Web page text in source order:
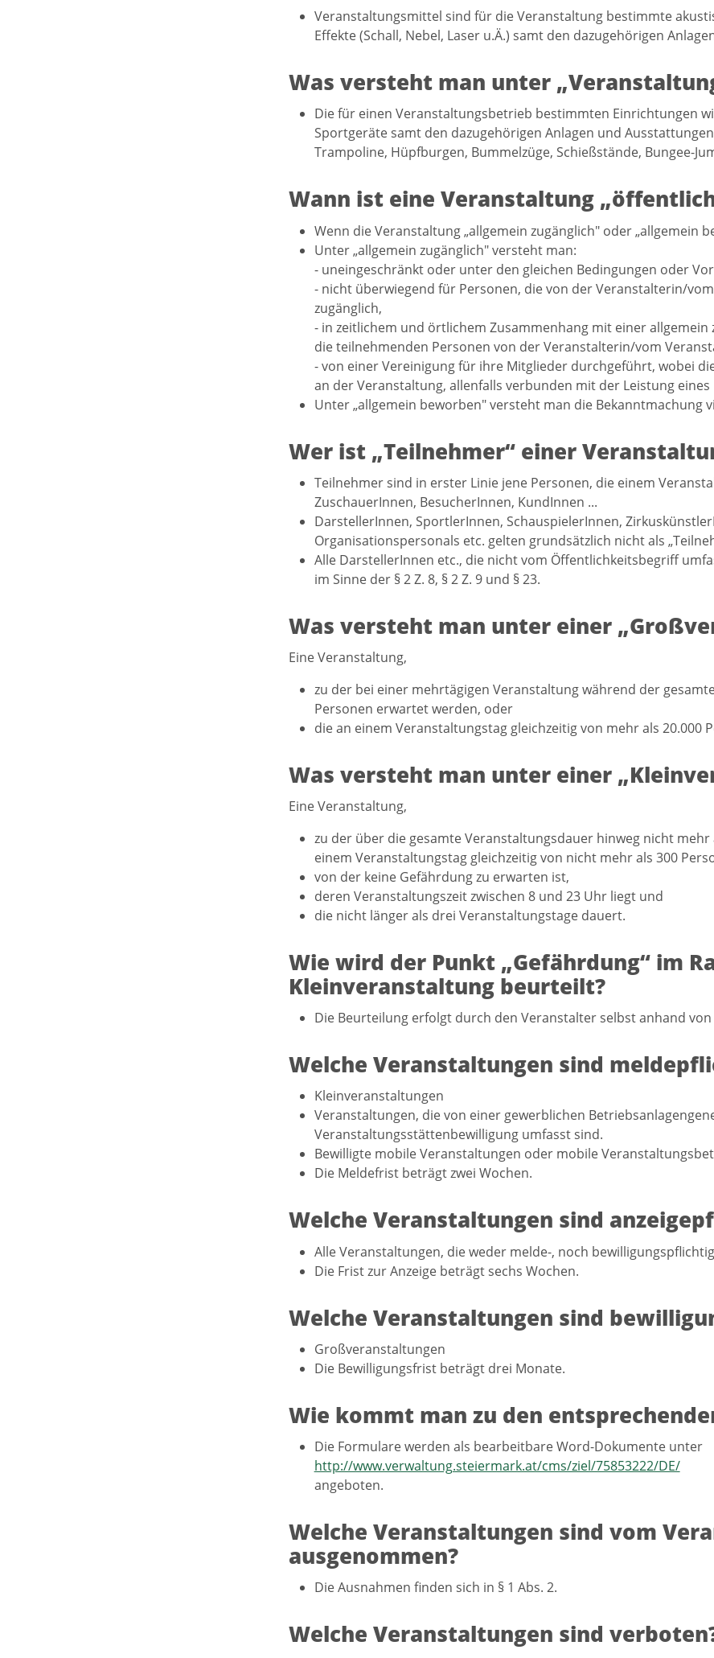
Veranstaltungsmittel sind für die Veranstaltung bestimmte
Effekte (Schall, Nebel, Laser u.Ä.) samt den dazugehörigen
Was versteht man unter
Die für einen Veranstaltungsbetrieb bestimmten Einrichtungen
Sportgeräte samt den dazugehörigen Anlagen und
Trampoline, Hüpfburgen, Bummelzüge, Schießstände, Bungee-
Wann ist eine Veranstaltung
Wenn die Veranstaltung „allgemein zugänglich" oder „allgemein
Unter „allgemein zugänglich" versteht man:
- uneingeschränkt oder unter den gleichen Bedingungen oder
- nicht überwiegend für Personen, die von der Veranstalterin/
zugänglich,
- in zeitlichem und örtlichem Zusammenhang mit einer
die teilnehmenden Personen von der Veranstalterin/vom
- von einer Vereinigung für ihre Mitglieder durchgeführt, wobei
an der Veranstaltung, allenfalls verbunden mit der Leistung
Unter „allgemein beworben" versteht man die Bekanntmachung
Wer ist „Teilnehmer“ einer
Teilnehmer sind in erster Linie jene Personen, die einem
ZuschauerInnen, BesucherInnen, KundInnen ...
DarstellerInnen, SportlerInnen, SchauspielerInnen,
Organisationspersonals etc. gelten grundsätzlich nicht als
Alle DarstellerInnen etc., die nicht vom Öffentlichkeitsbegriff
im Sinne der § 2 Z. 8, § 2 Z. 9 und § 23.
Was versteht man unter einer
Eine Veranstaltung,
zu der bei einer mehrtägigen Veranstaltung während der
Personen erwartet werden, oder
die an einem Veranstaltungstag gleichzeitig von mehr als 20.000
Was versteht man unter einer
Eine Veranstaltung,
zu der über die gesamte Veranstaltungsdauer hinweg nicht
einem Veranstaltungstag gleichzeitig von nicht mehr als 300
von der keine Gefährdung zu erwarten ist,
deren Veranstaltungszeit zwischen 8 und 23 Uhr liegt und
die nicht länger als drei Veranstaltungstage dauert.
Wie wird der Punkt „Gefährdung“ im
Kleinveranstaltung beurteilt?
Die Beurteilung erfolgt durch den Veranstalter selbst anhand
Welche Veranstaltungen sind
Kleinveranstaltungen
Veranstaltungen, die von einer gewerblichen
Veranstaltungsstättenbewilligung umfasst sind.
Bewilligte mobile Veranstaltungen oder mobile
Die Meldefrist beträgt zwei Wochen.
Welche Veranstaltungen sind
Alle Veranstaltungen, die weder melde-, noch
Die Frist zur Anzeige beträgt sechs Wochen.
Welche Veranstaltungen sind
Großveranstaltungen
Die Bewilligungsfrist beträgt drei Monate.
Wie kommt man zu den
Die Formulare werden als bearbeitbare Word-Dokumente unter
http://www.verwaltung.steiermark.at/cms/ziel/75853222/DE/
angeboten.
Welche Veranstaltungen sind vom
ausgenommen?
Die Ausnahmen finden sich in § 1 Abs. 2.
Welche Veranstaltungen sind